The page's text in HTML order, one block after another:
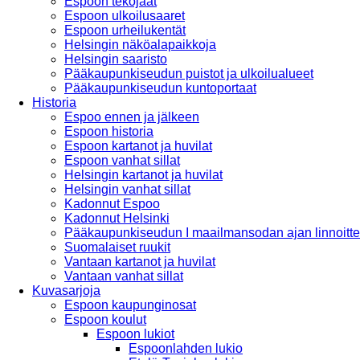
Espoon ulkoilusaaret
Espoon urheilukentät
Helsingin näköalapaikkoja
Helsingin saaristo
Pääkaupunkiseudun puistot ja ulkoilualueet
Pääkaupunkiseudun kuntoportaat
Historia
Espoo ennen ja jälkeen
Espoon historia
Espoon kartanot ja huvilat
Espoon vanhat sillat
Helsingin kartanot ja huvilat
Helsingin vanhat sillat
Kadonnut Espoo
Kadonnut Helsinki
Pääkaupunkiseudun I maailmansodan ajan
Suomalaiset ruukit
Vantaan kartanot ja huvilat
Vantaan vanhat sillat
Kuvasarjoja
Espoon kaupunginosat
Espoon koulut
Espoon lukiot
Espoonlahden lukio